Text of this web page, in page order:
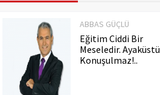
ABBAS GÜÇLÜ
Eğitim Ciddi Bir
Meseledir. Ayaküstü
Konuşulmaz!..